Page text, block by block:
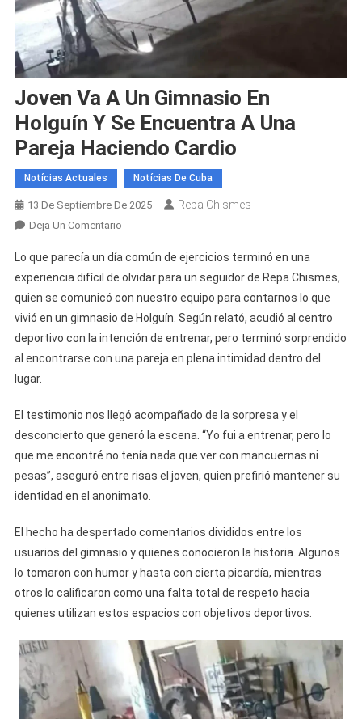
Joven Va A Un Gimnasio En
Holguín Y Se Encuentra A Una
Pareja Haciendo Cardio
Notícias Actuales Notícias De Cuba
13 De Septiembre De 2025 Repa Chismes
Deja Un ComentarioEn
Va
A
Un
Gimnasio
En
Holguín
Encuentra
Cardio
Lo que parecía un día común de ejercicios terminó en una
experiencia difícil de olvidar para un seguidor de Repa Chismes,
quien se comunicó con nuestro equipo para contarnos lo que
vivió en un gimnasio de Holguín. Según relató, acudió al centro
deportivo con la intención de entrenar, pero terminó sorprendido
al encontrarse con una pareja en plena intimidad dentro del
lugar.
El testimonio nos llegó acompañado de la sorpresa y el
desconcierto que generó la escena. “Yo fui a entrenar, pero lo
que me encontré no tenía nada que ver con mancuernas ni
pesas”, aseguró entre risas el joven, quien prefirió mantener su
identidad en el anonimato.
El hecho ha despertado comentarios divididos entre los
usuarios del gimnasio y quienes conocieron la historia. Algunos
lo tomaron con humor y hasta con cierta picardía, mientras
otros lo calificaron como una falta total de respeto hacia
quienes utilizan estos espacios con objetivos deportivos.